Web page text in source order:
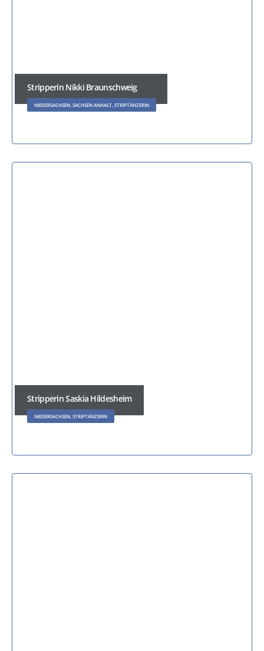
Stripperin Nikki Braunschweig
NIEDERSACHSEN, SACHSEN ANHALT, STRIPTÄNZERIN
Stripperin Saskia Hildesheim
NIEDERSACHSEN, STRIPTÄNZERIN